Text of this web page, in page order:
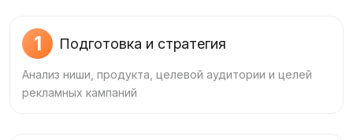
1 Подготовка и стратегия
Анализ ниши, продукта, целевой аудитории и целей
рекламных кампаний